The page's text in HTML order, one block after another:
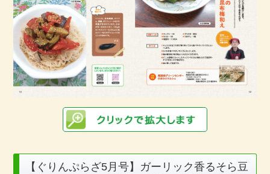
【ぐりんぷらざ5月号】ガーリック香るそら豆